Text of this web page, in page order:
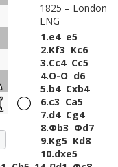
1825
London
ENG
1.e4 e5
2.Кf3 Кc6
3.Сc4 Сc5
4.O-O d6
5.b4 Сxb4
6.c3 Сa5
7.d4 Сg4
8.Фb3 Фd7
9.Кg5 Кd8
10.dxe5